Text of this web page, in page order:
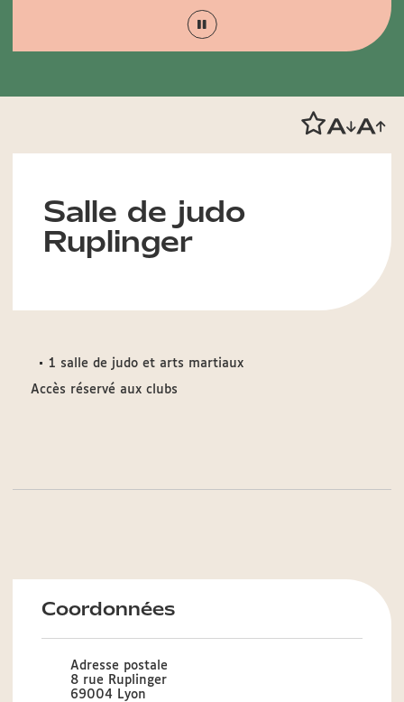
Salle de judo
Ruplinger
1 salle de judo et arts martiaux
Accès réservé aux clubs
Coordonnées
Adresse postale
8 rue Ruplinger
69004 Lyon